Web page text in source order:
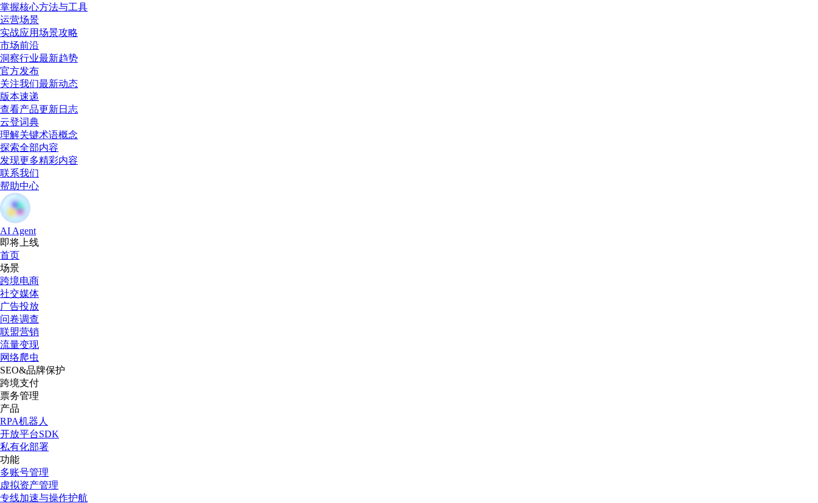
掌握核心方法与工具
运营场景
实战应用场景攻略
市场前沿
洞察行业最新趋势
官方发布
关注我们最新动态
版本速递
查看产品更新日志
云登词典
理解关键术语概念
探索全部内容
发现更多精彩内容
联系我们
帮助中心
AI Agent
即将上线
首页
场景
跨境电商
社交媒体
广告投放
问卷调查
联盟营销
流量变现
网络爬虫
SEO&品牌保护
跨境支付
票务管理
产品
RPA机器人
开放平台SDK
私有化部署
功能
多账号管理
虚拟资产管理
专线加速与操作护航